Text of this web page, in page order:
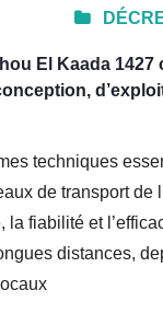
El Kaada
techniques
de transport de
fiabilité et
distances,